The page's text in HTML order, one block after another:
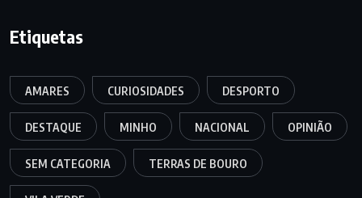
Etiquetas
AMARES CURIOSIDADES DESPORTO
DESTAQUE MINHO NACIONAL OPINIÃO
SEM CATEGORIA TERRAS DE BOURO